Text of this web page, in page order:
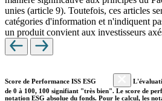
unies (article 9). Toutefois, ces articles
catégories d'information et n'indiquent
un produit convient aux investisseurs
Score de Performance ISS ESG
de 0 à 100, 100 signifiant "très bien". Le score de
notation ESG absolue du fonds. Pour le calcul, les